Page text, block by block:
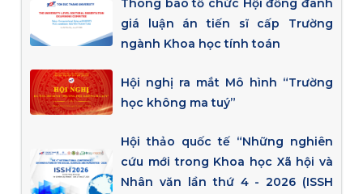
Thông báo tổ chức Hội đồng đánh
giá luận án tiến sĩ cấp Trường
ngành Khoa học tính toán
Hội nghị ra mắt Mô hình “Trường
học không ma tuý”
Hội thảo quốc tế “Những nghiên
cứu mới trong Khoa học Xã hội và
Nhân văn lần thứ 4 - 2026 (ISSH